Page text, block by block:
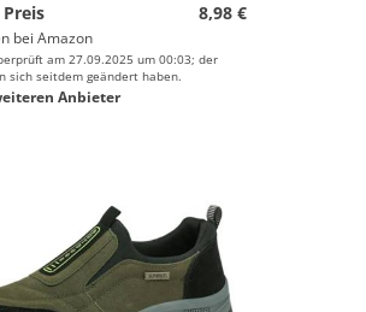
8,98 €
bei Amazon
am 27.09.2025 um 00:03; der
sich seitdem geändert haben.
Anbieter